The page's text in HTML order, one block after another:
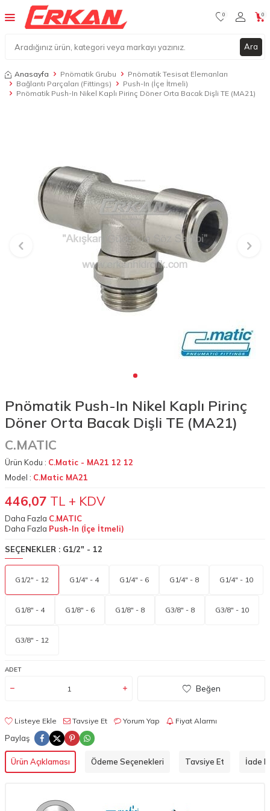
Ara
0 0
Anasayfa Pnömatik Grubu
Pnömatik Tesisat Elemanları
Bağlantı Parçaları (Fittings)
Push-In (İçe İtmeli)
Pnömatik Push-In Nikel Kaplı Pirinç Döner Orta Bacak Dişli TE (MA21)
Pnömatik Push-In Nikel Kaplı Pirinç
Döner Orta Bacak Dişli TE (MA21)
C.MATIC
Ürün Kodu : C.Matic - MA21 12 12
Model : C.Matic MA21
446,07 TL + KDV
Daha Fazla C.MATIC
Daha Fazla Push-In (İçe İtmeli)
SEÇENEKLER : G1/2" - 12
G1/2" - 12 G1/4" - 4 G1/4" - 6 G1/4" - 8 G1/4" - 10
G1/8" - 4 G1/8" - 6 G1/8" - 8 G3/8" - 8 G3/8" - 10
G3/8" - 12
ADET
Beğen
Listeye Ekle Tavsiye Et Yorum Yap Fiyat Alarmı
Paylaş
Ürün Açıklaması Ödeme Seçenekleri Tavsiye Et İade